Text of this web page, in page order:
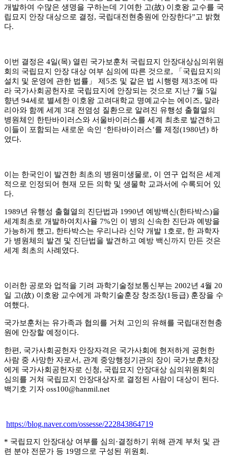
개발하여 수많은 생명을 구하는데 기여한 고(故) 이호왕 교수를 국
립묘지 안장 대상으로 결정, 국립대전현충원에 안장한다”고 밝혔
다.
이번 결정은 4일(목) 열린 국가보훈처 국립묘지 안장대상심의위원
회의 국립묘지 안장 대상 여부 심의에 따른 것으로, 「국립묘지의
설치 및 운영에 관한 법률 」 제5조 및 같은 법 시행령 제3조에 따
라 국가사회공헌자로 국립묘지에 안장되는 것으로 지난 7월 5일
향년 94세로 별세한 이호왕 고려대학교 명예교수는 에이즈, 말라
리아와 함께 세계 3대 전염성 질환으로 알려진 유행성 출혈열의
병원체인 한탄바이러스와 서울바이러스를 세계 최초로 발견하고
이들이 포함되는 새로운 속인 ‘한타바이러스’를 제정(1980년) 하
였다.
이는 한국인이 발견한 최초의 병원미생물로, 이 연구 업적은 세계
적으로 인정되어 현재 모든 의학 및 생물학 교과서에 수록되어 있
다.
1989년 유행성 출혈열의 진단법과 1990년 예방백신(한타박스)을
세계최초로 개발하여치사율 7%인 이 병의 신속한 진단과 예방을
가능하게 했고, 한타박스는 우리나라 신약 개발 1 호로, 한 과학자
가 병원체의 발견 및 진단법을 발견하고 예방 백신까지 만든 것은
세계 최초의 사례였다.
이러한 공로와 업적을 기려 과학기술정보통신부는 2002년 4월 20
일 고(故) 이호왕 교수에게 과학기술훈장 창조장(1 등급) 훈장을 수
여했다.
국가보훈처는 유가족과 협의를 거쳐 고인의 유해를 국립대전현충
원에 안장할 예정이다.
한편, 국가사회공헌자 안장자격은 국가사회에 현저하게 공헌한
사람 중 사망한 자로서, 관계 중앙행정기관의 장이 국가보훈처장
에게 국가사회공헌자로 신청, 국립묘지 안장대상 심의위원회의
심의를 거쳐 국립묘지 안장대상자로 결정된 사람이 대상이 된다.
백기호 기자 oss100@hanmil.net
https://blog.naver.com/ossesse/222843864719
* 국립묘지 안장대상 여부를 심의·결정하기 위해 관계 부처 및 관
련 분야 전문가 등 19명으로 구성된 위원회.